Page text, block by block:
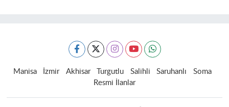
Manisa İzmir Akhisar Turgutlu Salihli Saruhanlı
Soma
Resmi İlanlar